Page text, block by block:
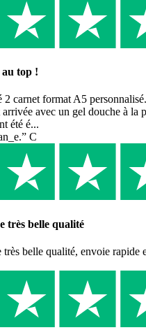
au top !
2 carnet format A5
avec un gel douche à la
été é...
C
très belle qualité
belle qualité, envoie rapide